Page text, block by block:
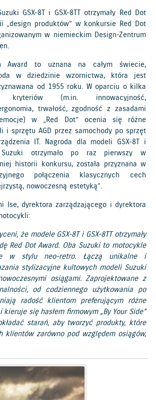
GSX-8T i GSX-8TT otrzymały Red Dot
„design produktów” w konkursie Red Dot
w niemieckim Design-Zentrum
Award to uznana na całym świecie,
w dziedzinie wzornictwa, która jest
od 1955 roku. W oparciu o kilka
kryteriów (m.in. innowacyjność,
trwałość, zgodność z zasadami
w „Red Dot” ocenia się różne
i sprzętu AGD przez samochody po sprzęt
IT. Nagroda dla modeli GSX-8T i
Suzuki otrzymało po raz pierwszy w
historii konkursu, została przyznana w
połączenia klasycznych cech
nowoczesną estetyką”.
Ise, dyrektora zarządzającego i dyrektora
że modele GSX-8T i GSX-8TT otrzymały
Red Dot Award. Oba Suzuki to motocykle
w stylu neo-retro. Łączą unikalne i
stylizacyjne kultowych modeli Suzuki
osiągami. Zaprojektowane z
od codziennego użytkowania po
radość klientom preferującym różne
się hasłem firmowym „By Your Side”
starań, aby tworzyć produkty, które
klientów zarówno pod względem osiągów,